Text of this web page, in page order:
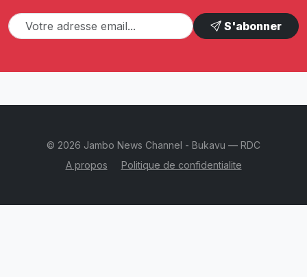
S'abonner
© 2026 Jambo News Channel - Bukavu — RDC
A propos
Politique de confidentialite